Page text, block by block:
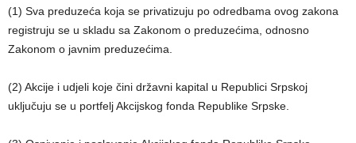
(1) Sva preduzeća koja se privatizuju po odredbama ovog zakona
registruju se u skladu sa Zakonom o preduzećima, odnosno
Zakonom o javnim preduzećima.
(2) Akcije i udjeli koje čini državni kapital u Republici Srpskoj
uključuju se u portfelj Akcijskog fonda Republike Srpske.